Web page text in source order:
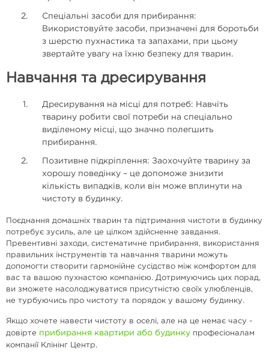
Спеціальні засоби для прибирання:
Використовуйте засоби, призначені для боротьби
з шерстю пухнастика та запахами, при цьому
звертайте увагу на їхню безпеку для тварин.
Навчання та дресирування
Дресирування на місці для потреб: Навчіть
тварину робити свої потреби на спеціально
виділеному місці, що значно полегшить
прибирання.
Позитивне підкріплення: Заохочуйте тварину за
хорошу поведінку – це допоможе знизити
кількість випадків, коли він може вплинути на
чистоту в будинку.
Поєднання домашніх тварин та підтримання чистоти в будинку
потребує зусиль, але це цілком здійсненне завдання.
Превентивні заходи, систематичне прибирання, використання
правильних інструментів та навчання тварини можуть
допомогти створити гармонійне сусідство між комфортом для
вас та вашою пухнастою компанією. Дотримуючись цих порад,
ви зможете насолоджуватися присутністю своїх улюбленців,
не турбуючись про чистоту та порядок у вашому будинку.
Якщо хочете навести чистоту в оселі, але на це немає часу -
довірте прибирання квартири або будинку професіоналам
компанії Клінінг Центр.